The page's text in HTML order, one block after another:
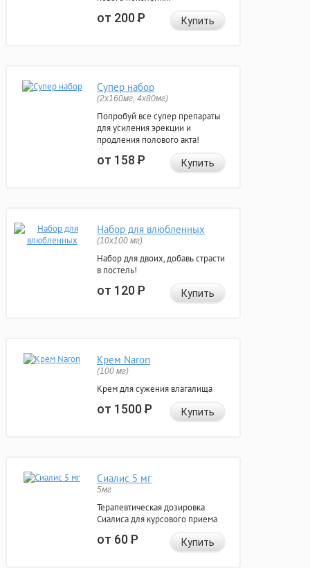
от 200Р Купить
Супер набор
(2х160мг, 4х80мг)
Попробуй все супер препараты
для усиления эрекции и
продления полового акта!
от 158Р Купить
Набор для влюбленных
(10х100 мг)
Набор для двоих, добавь страсти
в постель!
от 120Р Купить
Крем Naron
(100 мг)
Крем для сужения влагалища
от 1500Р Купить
Сиалис 5 мг
5мг
Терапевтическая дозировка
Сиалиса для курсового приема
от 60Р Купить